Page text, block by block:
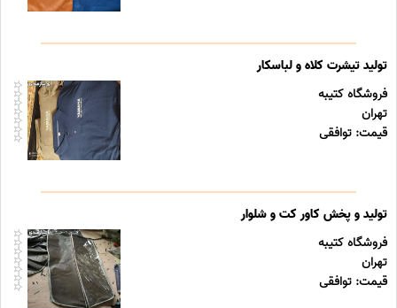
تولید تیشرت کلاه و لباسکار
فروشگاه کتیبه
تهران
قیمت: توافقی
تولید و پخش کاور کت و شلوار
فروشگاه کتیبه
تهران
قیمت: توافقی